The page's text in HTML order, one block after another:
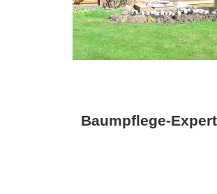
Baumpflege-